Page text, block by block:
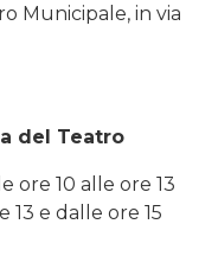
Municipale, in via
del Teatro
ore 10 alle ore 13
13 e dalle ore 15